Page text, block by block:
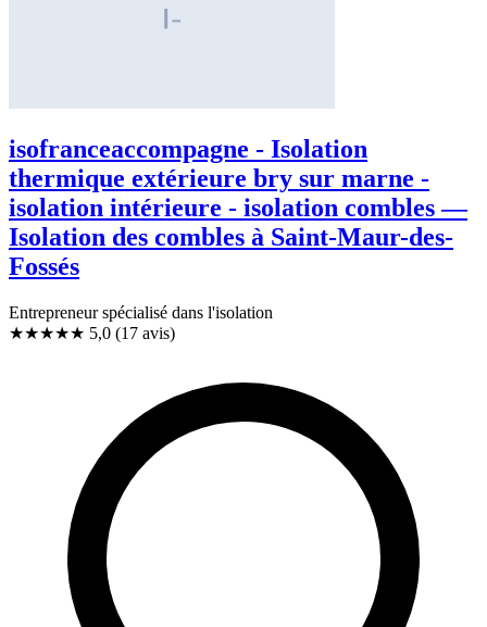
isofranceaccompagne - Isolation
thermique extérieure bry sur marne -
isolation intérieure - isolation combles —
Isolation des combles à Saint-Maur-des-
Fossés
Entrepreneur spécialisé dans l'isolation
★★★★★ 5,0 (17 avis)